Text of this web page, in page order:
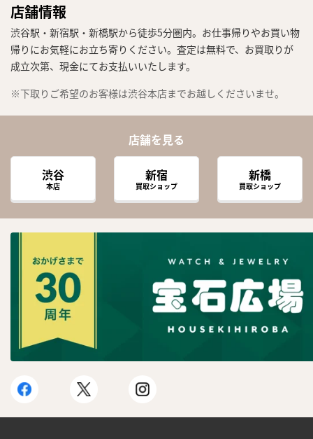
店舗情報
渋谷駅・新宿駅・新橋駅から徒歩5分圏内。お仕事帰りやお買い物
帰りにお気軽にお立ち寄りください。査定は無料で、お買取りが
成立次第、現金にてお支払いいたします。
※下取りご希望のお客様は渋谷本店までお越しくださいませ。
店舗を見る
渋谷
本店
新宿
買取ショップ
新橋
買取ショップ